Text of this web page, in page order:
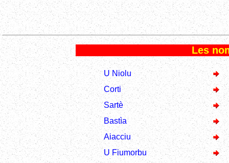
Les
U Niolu
Corti
Sartè
Bastìa
Aiacciu
U Fiumorbu